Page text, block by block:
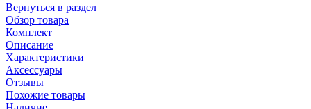
Вернуться в раздел
Обзор товара
Комплект
Описание
Характеристики
Аксессуары
Отзывы
Похожие товары